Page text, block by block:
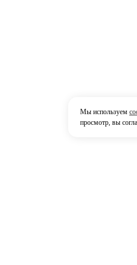
Мы используем
просмотр, вы